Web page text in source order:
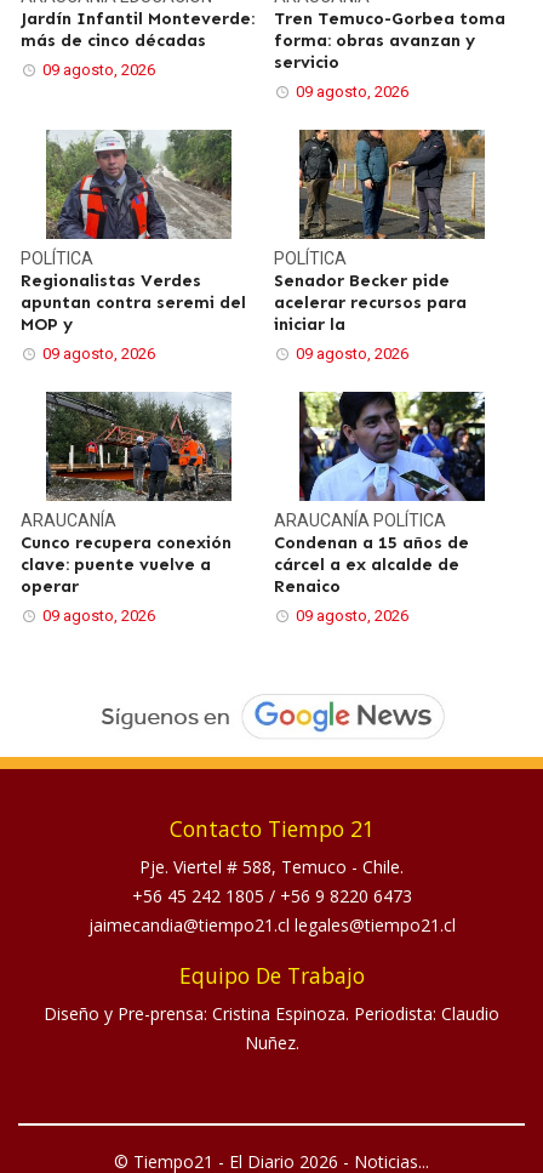
Jardín Infantil Monteverde:
más de cinco décadas
09 agosto, 2026
Tren Temuco-Gorbea toma
forma: obras avanzan y
servicio
09 agosto, 2026
POLÍTICA
Regionalistas Verdes
apuntan contra seremi del
MOP y
09 agosto, 2026
POLÍTICA
Senador Becker pide
acelerar recursos para
iniciar la
09 agosto, 2026
ARAUCANÍA
Cunco recupera conexión
clave: puente vuelve a
operar
09 agosto, 2026
ARAUCANÍA POLÍTICA
Condenan a 15 años de
cárcel a ex alcalde de
Renaico
09 agosto, 2026
Contacto Tiempo 21
Pje. Viertel # 588, Temuco - Chile.
+56 45 242 1805 / +56 9 8220 6473
jaimecandia@tiempo21.cl legales@tiempo21.cl
Equipo De Trabajo
Diseño y Pre-prensa: Cristina Espinoza. Periodista: Claudio
Nuñez.
© Tiempo21 - El Diario 2026 - Noticias...